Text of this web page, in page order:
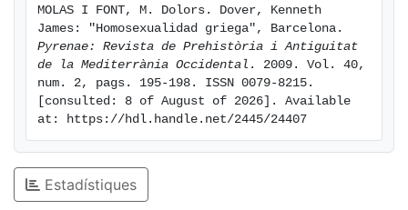
MOLAS I FONT, M. Dolors. Dover, Kenneth
Pyrenae: Revista de Prehistòria i Antiguitat
de la Mediterrània Occidental . 2009. Vol. 40,
num. 2, pags. 195-198. ISSN 0079-8215.
[consulted: 8 of August of 2026]. Available
at: https://hdl.handle.net/2445/24407
Estadístiques